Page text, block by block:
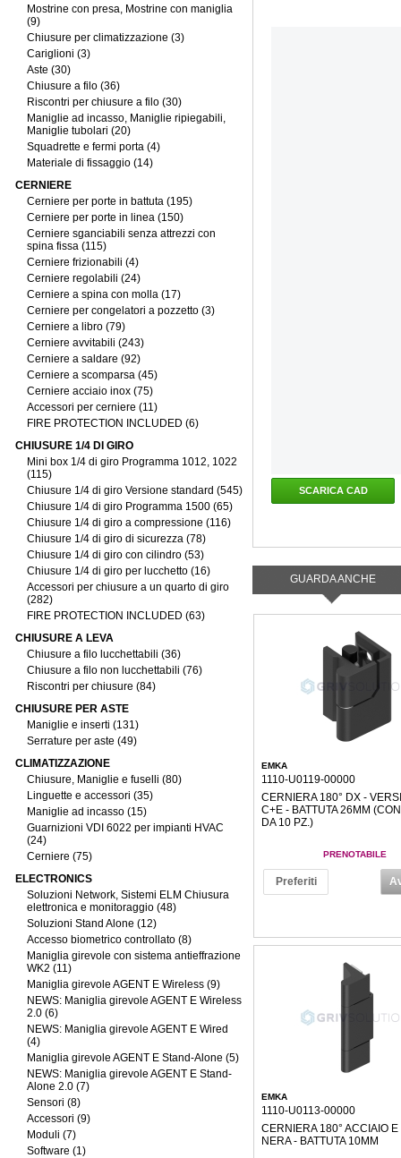
Mostrine con presa, Mostrine con maniglia
(9)
Chiusure per climatizzazione (3)
Cariglioni (3)
Aste (30)
Chiusure a filo (36)
Riscontri per chiusure a filo (30)
Maniglie ad incasso, Maniglie ripiegabili,
Maniglie tubolari (20)
Squadrette e fermi porta (4)
Materiale di fissaggio (14)
CERNIERE
Cerniere per porte in battuta (195)
Cerniere per porte in linea (150)
Cerniere sganciabili senza attrezzi con
spina fissa (115)
Cerniere frizionabili (4)
Cerniere regolabili (24)
Cerniere a spina con molla (17)
Cerniere per congelatori a pozzetto (3)
Cerniere a libro (79)
Cerniere avvitabili (243)
Cerniere a saldare (92)
Cerniere a scomparsa (45)
Cerniere acciaio inox (75)
Accessori per cerniere (11)
FIRE PROTECTION INCLUDED (6)
CHIUSURE 1/4 DI GIRO
Mini box 1/4 di giro Programma 1012, 1022
(115)
Chiusure 1/4 di giro Versione standard (545)
Chiusure 1/4 di giro Programma 1500 (65)
Chiusure 1/4 di giro a compressione (116)
Chiusure 1/4 di giro di sicurezza (78)
Chiusure 1/4 di giro con cilindro (53)
Chiusure 1/4 di giro per lucchetto (16)
Accessori per chiusure a un quarto di giro
(282)
FIRE PROTECTION INCLUDED (63)
CHIUSURE A LEVA
Chiusure a filo lucchettabili (36)
Chiusure a filo non lucchettabili (76)
Riscontri per chiusure (84)
CHIUSURE PER ASTE
Maniglie e inserti (131)
Serrature per aste (49)
CLIMATIZZAZIONE
Chiusure, Maniglie e fuselli (80)
Linguette e accessori (35)
Maniglie ad incasso (15)
Guarnizioni VDI 6022 per impianti HVAC
(24)
Cerniere (75)
ELECTRONICS
Soluzioni Network, Sistemi ELM Chiusura
elettronica e monitoraggio (48)
Soluzioni Stand Alone (12)
Accesso biometrico controllato (8)
Maniglia girevole con sistema antieffrazione
WK2 (11)
Maniglia girevole AGENT E Wireless (9)
NEWS: Maniglia girevole AGENT E Wireless
2.0 (6)
NEWS: Maniglia girevole AGENT E Wired
(4)
Maniglia girevole AGENT E Stand-Alone (5)
NEWS: Maniglia girevole AGENT E Stand-
Alone 2.0 (7)
Sensori (8)
Accessori (9)
Moduli (7)
Software (1)
SCARICA CAD
GUARDA ANCHE
EMKA
1110-U0119-00000
CERNIERA 180° DX -
C+E - BATTUTA 26MM
DA 10 PZ.)
PRENOTABILE
Preferiti
EMKA
1110-U0113-00000
CERNIERA 180° ACCIAIO E
NERA - BATTUTA 10MM